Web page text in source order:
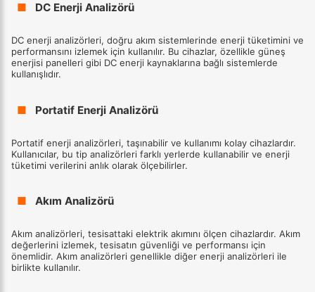
■ DC Enerji Analizörü
DC enerji analizörleri, doğru akım sistemlerinde enerji tüketimini ve
performansını izlemek için kullanılır. Bu cihazlar, özellikle güneş
enerjisi panelleri gibi DC enerji kaynaklarına bağlı sistemlerde
kullanışlıdır.
■ Portatif Enerji Analizörü
Portatif enerji analizörleri, taşınabilir ve kullanımı kolay cihazlardır.
Kullanıcılar, bu tip analizörleri farklı yerlerde kullanabilir ve enerji
tüketimi verilerini anlık olarak ölçebilirler.
■ Akım Analizörü
Akım analizörleri, tesisattaki elektrik akımını ölçen cihazlardır. Akım
değerlerini izlemek, tesisatın güvenliği ve performansı için
önemlidir. Akım analizörleri genellikle diğer enerji analizörleri ile
birlikte kullanılır.